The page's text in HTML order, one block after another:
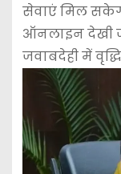
सेवाएं मिल
ऑनलाइन देखी
जवाबदेही में वृद्धि